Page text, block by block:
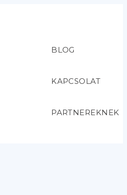
BLOG
KAPCSOLAT
PARTNEREKNEK